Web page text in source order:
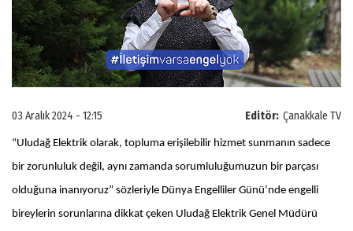
Editör: Çanakkale TV
03 Aralık 2024 - 12:15
“Uludağ Elektrik olarak, topluma erişilebilir hizmet sunmanın sadece
bir zorunluluk değil, aynı zamanda sorumluluğumuzun bir parçası
olduğuna inanıyoruz” sözleriyle Dünya Engelliler Günü’nde engelli
bireylerin sorunlarına dikkat çeken Uludağ Elektrik Genel Müdürü